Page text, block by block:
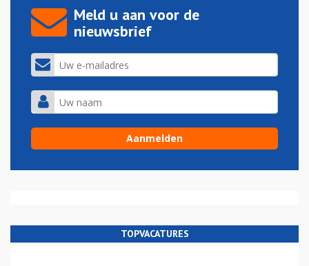
Meld u aan voor de
nieuwsbrief
TOPVACATURES